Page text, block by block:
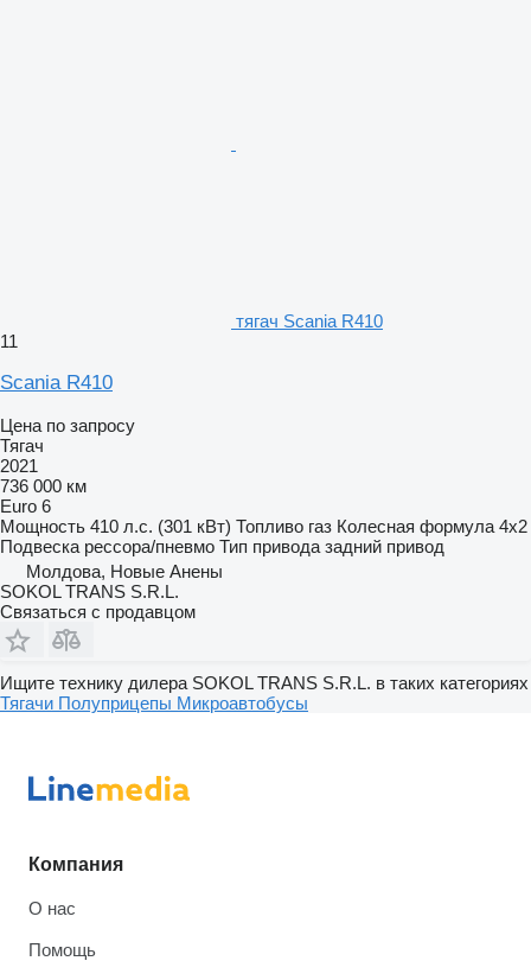
тягач Scania R410
11
Scania R410
Цена по запросу
Тягач
2021
736 000 км
Euro 6
Мощность 410 л.с. (301 кВт) Топливо газ Колесная формула 4x2
Подвеска рессора/пневмо Тип привода задний привод
Молдова, Новые Анены
SOKOL TRANS S.R.L.
Связаться с продавцом
Ищите технику дилера SOKOL TRANS S.R.L. в таких категориях
Тягачи Полуприцепы Микроавтобусы
Компания
О нас
Помощь